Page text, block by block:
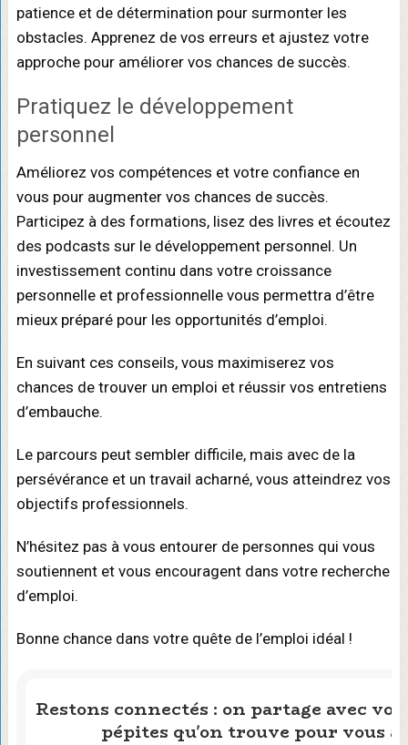
patience et de détermination pour surmonter les
obstacles. Apprenez de vos erreurs et ajustez votre
approche pour améliorer vos chances de succès.
Pratiquez le développement
personnel
Améliorez vos compétences et votre confiance en
vous pour augmenter vos chances de succès.
Participez à des formations, lisez des livres et écoutez
des podcasts sur le développement personnel. Un
investissement continu dans votre croissance
personnelle et professionnelle vous permettra d’être
mieux préparé pour les opportunités d’emploi.
En suivant ces conseils, vous maximiserez vos
chances de trouver un emploi et réussir vos entretiens
d’embauche.
Le parcours peut sembler difficile, mais avec de la
persévérance et un travail acharné, vous atteindrez vos
objectifs professionnels.
N’hésitez pas à vous entourer de personnes qui vous
soutiennent et vous encouragent dans votre recherche
d’emploi.
Bonne chance dans votre quête de l’emploi idéal !
Restons connectés : on partage avec
pépites qu'on trouve pour vous